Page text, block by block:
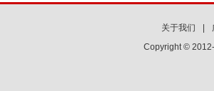
关于我们
Copyright ©